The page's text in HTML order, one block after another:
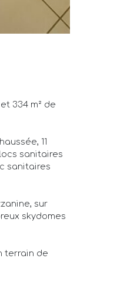
334 m² de
11
sanitaires
sanitaires
sur
skydomes
terrain de